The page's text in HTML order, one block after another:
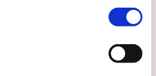
och uniformerad polis